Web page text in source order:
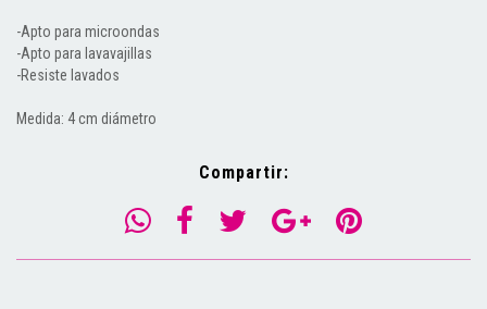
-Apto para microondas
-Apto para lavavajillas
-Resiste lavados
Medida: 4 cm diámetro
Compartir: